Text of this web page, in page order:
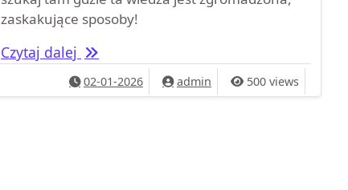
zaskakujące sposoby!
Czytaj dalej Monitorowanie aktywności online
02-01-2026 admin 500 views